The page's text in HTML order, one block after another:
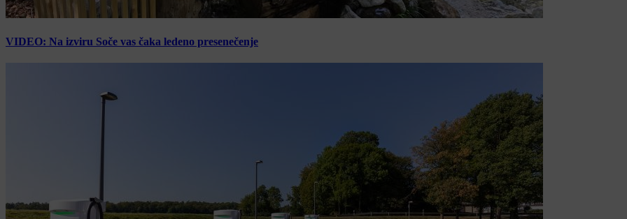
VIDEO: Na izviru Soče vas čaka ledeno presenečenje